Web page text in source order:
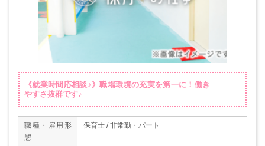
《就業時間応相談♪》職場環境の充実を第一に！働き
やすさ抜群です♪
職種・雇用形
態
保育士 / 非常勤・パート